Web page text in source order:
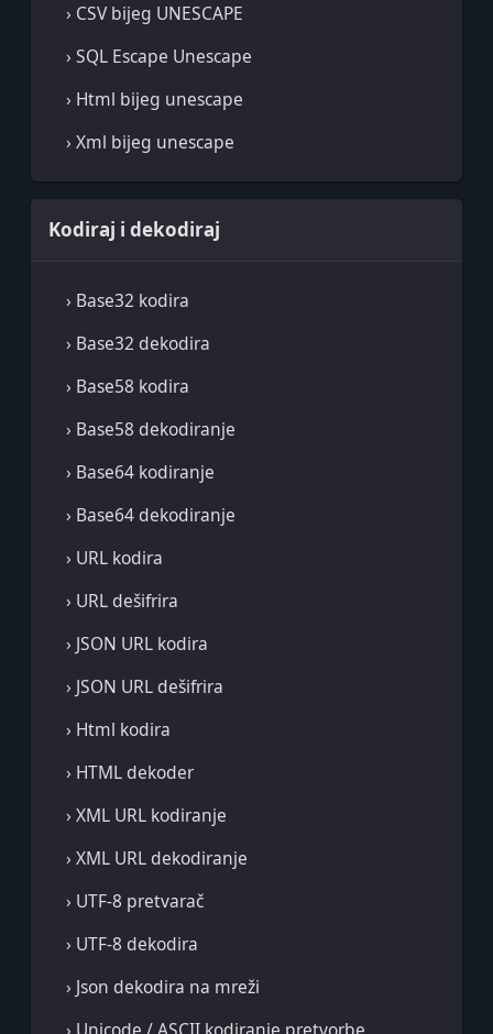
› CSV bijeg UNESCAPE
› SQL Escape Unescape
› Html bijeg unescape
› Xml bijeg unescape
Kodiraj i dekodiraj
› Base32 kodira
› Base32 dekodira
› Base58 kodira
› Base58 dekodiranje
› Base64 kodiranje
› Base64 dekodiranje
› URL kodira
› URL dešifrira
› JSON URL kodira
› JSON URL dešifrira
› Html kodira
› HTML dekoder
› XML URL kodiranje
› XML URL dekodiranje
› UTF-8 pretvarač
› UTF-8 dekodira
› Json dekodira na mreži